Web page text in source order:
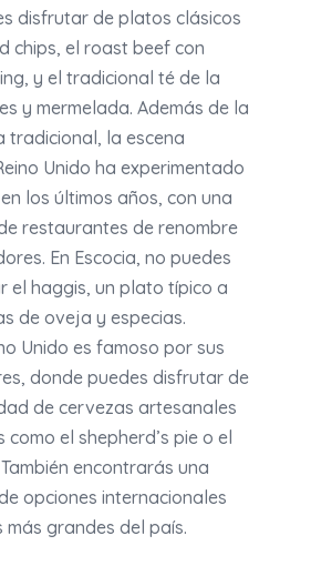
disfrutar de platos clásicos
chips, el roast beef con
y el tradicional té de la
y mermelada. Además de la
tradicional, la escena
Unido ha experimentado
los últimos años, con una
restaurantes de renombre
En Escocia, no puedes
el haggis, un plato típico a
de oveja y especias.
Unido es famoso por sus
donde puedes disfrutar de
de cervezas artesanales
el shepherd’s pie o el
encontrarás una
opciones internacionales
más grandes del país.